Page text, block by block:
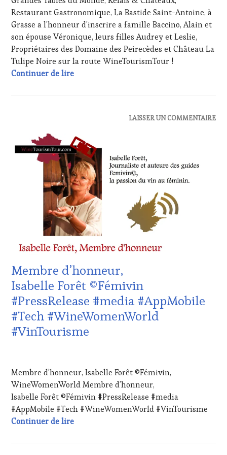
MÉDIAS,
PRESSE
ÉCRITE,
RADIO,
TV,
WEB,
OENOTOURISME,
PROVENCE,
RESTAURATEUR,
ŒNOLOGUE,
SOMMELIER,
INTERNATIONAUX,
VIGNOBLES,
TASTING
VOUCHER,
WINE
TOURISM
FAME
WINE
TOURISM
Restaurant Gastronomique, La Bastide Saint-Antoine, à
Grasse a l’honneur d’inscrire a famille Baccino, Alain et
son épouse Véronique, leurs filles Audrey et Leslie,
Propriétaires des Domaine des Peirecèdes et Château La
Tulipe Noire sur la route WineTourismTour !
Continuer de lire#VinTourisme Des étapes en Provence
WINE
TASTING
TOURISME,
CLÉS
VIN
ET
DE
LA
HAUTE
GASTRONOMIE
FRANÇAISE,
WINE
TASTING,
LIVE
STREAMING,
MASTERCLASS,
OENOTOURISME,
LAISSER UN COMMENTAIRE
Membre d’honneur,
Isabelle Forêt ©Fémivin
#PressRelease #media #AppMobile
#Tech #WineWomenWorld
#VinTourisme
2024
Membre d’honneur, Isabelle Forêt ©Fémivin,
WineWomenWorld Membre d’honneur,
Isabelle Forêt ©Fémivin #PressRelease #media
#AppMobile #Tech #WineWomenWorld #VinTourisme
Continuer de lireMembre d’honneur, Isabelle Forêt